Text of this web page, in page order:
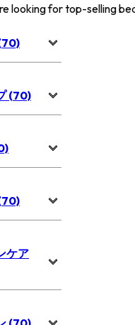
looking for top-selling
(70)
ケア